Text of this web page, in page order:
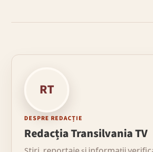
RT
DESPRE REDACȚIE
Redacția Transilvania TV